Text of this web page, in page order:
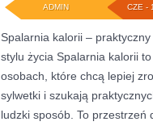
CZE -
ADMIN
Spalarnia kalorii –
stylu życia Spalarnia kalorii
osobach, które chcą lepiej
sylwetki i szukają
ludzki sposób. To przestrzeń